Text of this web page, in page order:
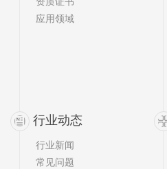
应用领域
行业动态
行业新闻
常见问题